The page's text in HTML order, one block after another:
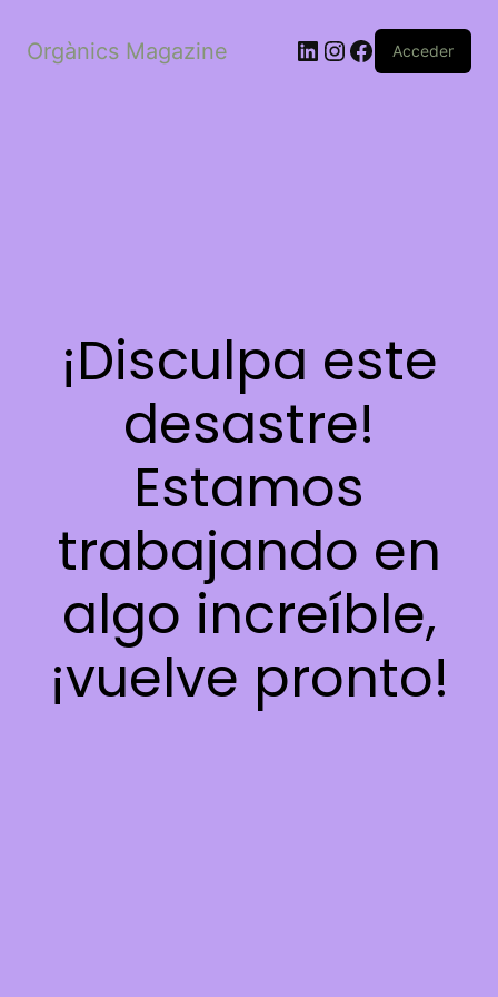
Orgànics Magazine LinkedIn
Instagram
Facebook
Acceder
¡Disculpa este
desastre!
Estamos
trabajando en
algo increíble,
¡vuelve pronto!